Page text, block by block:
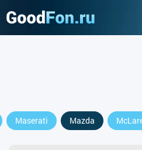
Maserati Mazda